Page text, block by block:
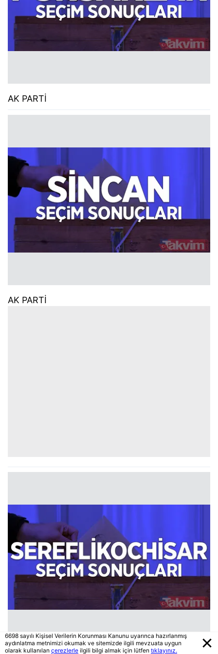
AK PARTİ
AK PARTİ
6698 sayılı Kişisel Verilerin Korunması Kanunu uyarınca hazırlanmış
aydınlatma metnimizi okumak ve sitemizde ilgili mevzuata uygun
olarak kullanılan çerezlerle ilgili bilgi almak için lütfen tıklayınız.